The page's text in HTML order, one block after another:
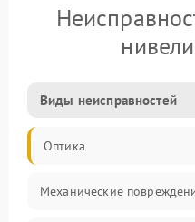
Виды неисправностей
Оптика
Механические